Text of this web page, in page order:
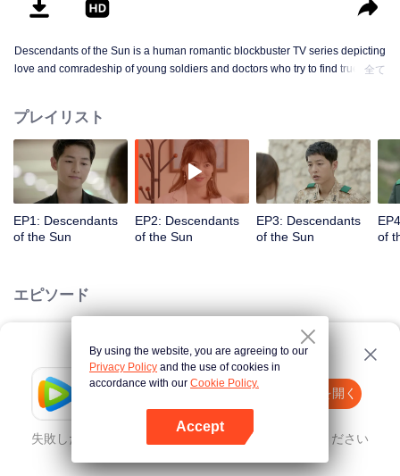
Tencent Video
Appを開く
失敗したとき、 こちらをクリック 再度試してみてください
Descendants of the Sun is a human romantic blockbuster TV series depicting
love and comradeship of young soldiers and doctors who try to find true life全て
プレイリスト
EP1: Descendants
of the Sun
EP2: Descendants
of the Sun
EP3: Descendants
of the Sun
of
エピソード
Loading…By using the website, you are agreeing to our
Privacy Policy and the use of cookies in
accordance with our Cookie Policy.
Accept